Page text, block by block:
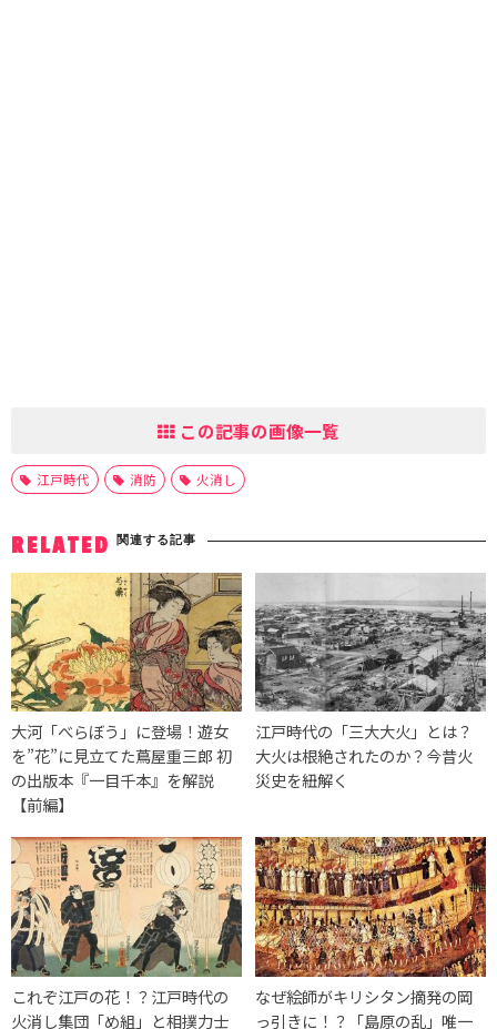
この記事の画像一覧
江戸時代 消防 火消し
RELATED 関連する記事
大河「べらぼう」に登場！遊女
を”花”に見立てた蔦屋重三郎 初
の出版本『一目千本』を解説
【前編】
江戸時代の「三大大火」とは？
大火は根絶されたのか？今昔火
災史を紐解く
これぞ江戸の花！？江戸時代の
火消し集団「め組」と相撲力士
なぜ絵師がキリシタン摘発の岡
っ引きに！？「島原の乱」唯一